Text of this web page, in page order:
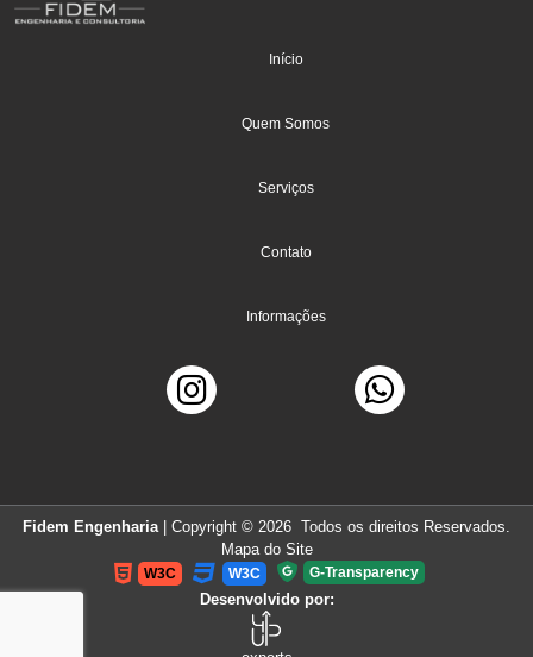
Início(current)
Quem Somos
Serviços
Contato
Informações
Fidem Engenharia| Copyright © 2026 Todos os direitos Reservados.
Mapa do Site
W3C W3C G-Transparency
Desenvolvido por: